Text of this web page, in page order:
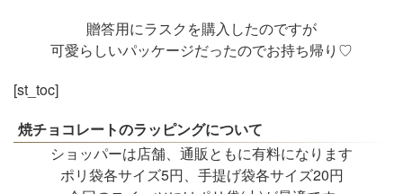
贈答用にラスクを購入したのですが
可愛らしいパッケージだったのでお持ち帰り♡
[st_toc]
焼チョコレートのラッピングについて
ショッパーは店舗、通販ともに有料になります
ポリ袋各サイズ5円、手提げ袋各サイズ20円